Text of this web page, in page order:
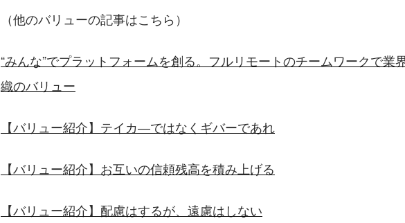
（他のバリューの記事はこちら）
“みんな”でプラットフォームを創る。フルリモートのチームワークで業
織のバリュー
【バリュー紹介】テイカ―ではなくギバーであれ
【バリュー紹介】お互いの信頼残高を積み上げる
【バリュー紹介】配慮はするが、遠慮はしない